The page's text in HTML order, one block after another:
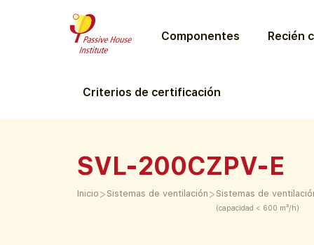
Componentes Recién
Criterios de certificación
SVL-200CZPV-E
Inicio > Sistemas de ventilación > Sistemas de
(capacidad < 600 m³/h)